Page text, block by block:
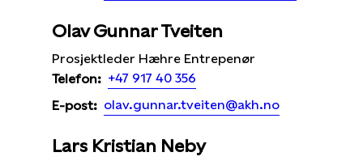
Olav Gunnar Tveiten
Prosjektleder Hæhre Entrepenør
Telefon: +47 917 40 356
E-post: olav.gunnar.tveiten@akh.no
Lars Kristian Neby